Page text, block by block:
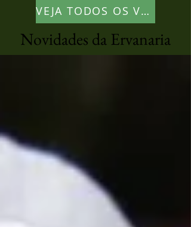
VEJA TODOS OS VÍDEOS
Novidades da Ervanaria